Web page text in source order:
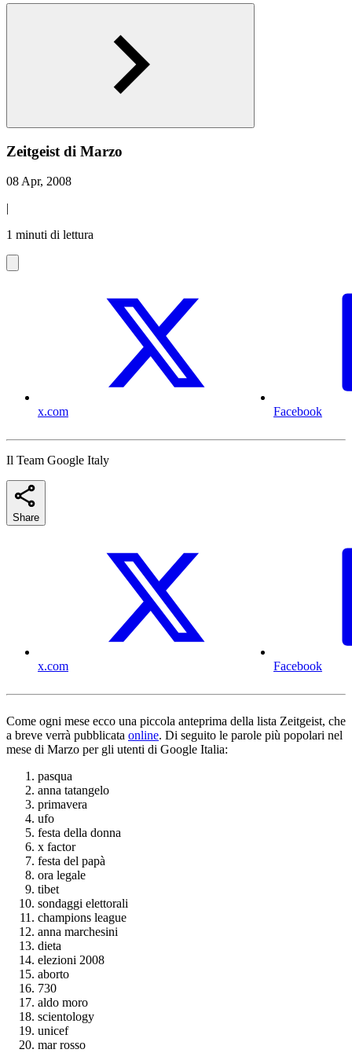
Zeitgeist di Marzo
08 Apr, 2008
|
1 minuti di lettura
x.com Facebook
Il Team Google Italy
Share
x.com Facebook
Come ogni mese ecco una piccola anteprima della lista Zeitgeist, che
a breve verrà pubblicata online. Di seguito le parole più popolari nel
mese di Marzo per gli utenti di Google Italia:
pasqua
anna tatangelo
primavera
ufo
festa della donna
x factor
festa del papà
ora legale
tibet
sondaggi elettorali
champions league
anna marchesini
dieta
elezioni 2008
aborto
730
aldo moro
scientology
unicef
mar rosso